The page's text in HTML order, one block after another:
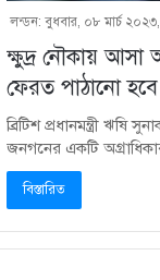
লন্ডন: বুধবার, ০৮ মার্চ
ক্ষুদ্র নৌকায় আসা
ফেরত পাঠানো হবে
ব্রিটিশ প্রধানমন্ত্রী ঋষি
জনগনের একটি
বিস্তারিত